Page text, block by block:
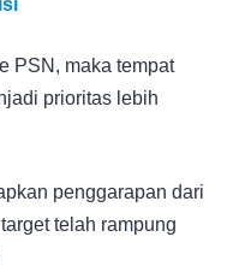
PSN, maka tempat
prioritas lebih
penggarapan dari
telah rampung